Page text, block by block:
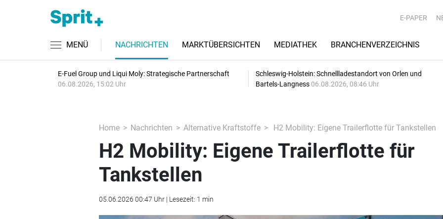
E-PAPER
MENÜ NACHRICHTEN MARKTÜBERSICHTEN MEDIATHEK BRANCHENVERZEICHNIS
E-Fuel Group und Liqui Moly: Strategische Partnerschaft
06.08.2026, 15:02 Uhr
Schleswig-Holstein: Schnellladestandort von Orlen und
Bartels-Langness 06.08.2026, 08:46 Uhr
Home Nachrichten Alternative Kraftstoffe H2 Mobility: Eigene Trailerflotte für Tankstellen
H2 Mobility: Eigene Trailerflotte für
Tankstellen
05.06.2026 00:47 Uhr | Lesezeit: 1 min